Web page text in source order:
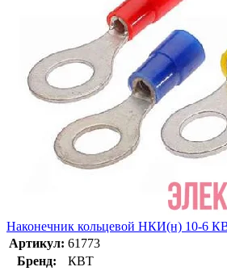
Наконечник кольцевой НКИ(н) 10-6
Артикул: 61773
Бренд:
КВТ